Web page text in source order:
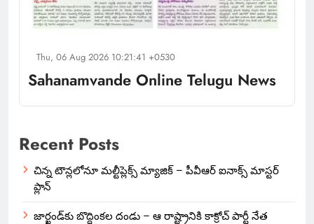
Thu, 06 Aug 2026 10:21:41 +0530
Sahanamvande Online Telugu News
Recent Posts
చిన్న టౌన్లలోనూ మల్టీప్లెక్స్‌ మ్యాజిక్ – పీవీఆర్ ఐనాక్స్ మాస్టర్
ప్లాన్
జార్ఖండ్‌కు బొద్దింకల దండు – ఆ రాష్ట్రానికి కాక్రోచ్ పార్టీ నేత